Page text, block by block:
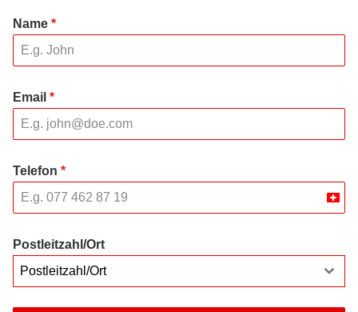
Name *
Email *
Telefon *
Postleitzahl/Ort
Postleitzahl/Ort